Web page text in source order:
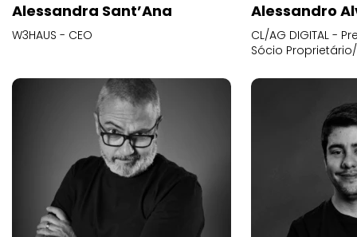
Alessandra Sant’Ana
W3HAUS - CEO
Alessandro
CL/AG DIGITAL -
Sócio